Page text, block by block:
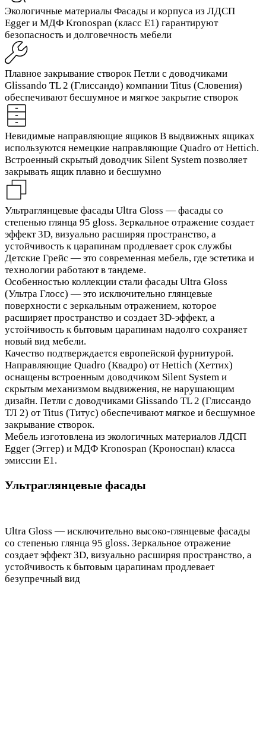
Экологичные материалы Фасады и корпуса из ЛДСП
Egger и МДФ Kronospan (класс Е1) гарантируют
безопасность и долговечность мебели
Плавное закрывание створок Петли с доводчиками
Glissando TL 2 (Глиссандо) компании Titus (Словения)
обеспечивают бесшумное и мягкое закрытие створок
Невидимые направляющие ящиков В выдвижных ящиках
используются немецкие направляющие Quadro от Hettich.
Встроенный скрытый доводчик Silent System позволяет
закрывать ящик плавно и бесшумно
Ультраглянцевые фасады Ultra Gloss — фасады со
степенью глянца 95 gloss. Зеркальное отражение создает
эффект 3D, визуально расширяя пространство, а
устойчивость к царапинам продлевает срок службы
Детские Грейс — это современная мебель, где эстетика и
технологии работают в тандеме.
Особенностью коллекции стали фасады Ultra Gloss
(Ультра Глосс) — это исключительно глянцевые
поверхности с зеркальным отражением, которое
расширяет пространство и создает 3D-эффект, а
устойчивость к бытовым царапинам надолго сохраняет
новый вид мебели.
Качество подтверждается европейской фурнитурой.
Направляющие Quadro (Квадро) от Hettich (Хеттих)
оснащены встроенным доводчиком Silent System и
скрытым механизмом выдвижения, не нарушающим
дизайн. Петли с доводчиками Glissando TL 2 (Глиссандо
ТЛ 2) от Titus (Титус) обеспечивают мягкое и бесшумное
закрывание створок.
Мебель изготовлена из экологичных материалов ЛДСП
Egger (Эггер) и МДФ Kronospan (Кроноспан) класса
эмиссии Е1.
Ультраглянцевые фасады
Ultra Gloss — исключительно высоко-глянцевые фасады
со степенью глянца 95 gloss. Зеркальное отражение
создает эффект 3D, визуально расширяя пространство, а
устойчивость к бытовым царапинам продлевает
безупречный вид